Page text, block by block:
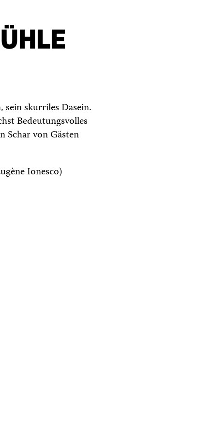
skurriles Dasein.
Bedeutungsvolles
von Gästen
Ionesco)